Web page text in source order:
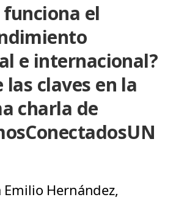
funciona el
e internacional?
las claves en la
charla de
Emilio Hernández,